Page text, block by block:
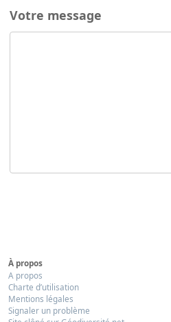
Votre message
À propos
A propos
Charte d’utilisation
Mentions légales
Signaler un problème